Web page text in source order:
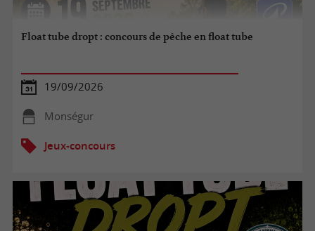
Float tube dropt : concours de pêche en float tube
19/09/2026
Monségur
Jeux-concours